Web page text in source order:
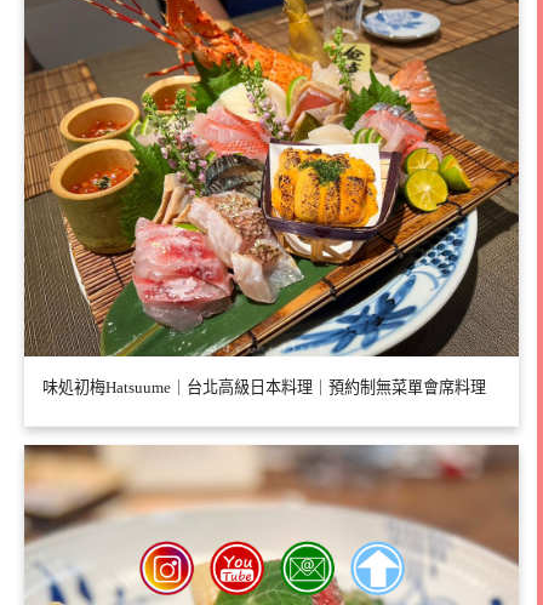
味処初梅Hatsuume｜台北高級日本料理｜預約制無菜單會席料理